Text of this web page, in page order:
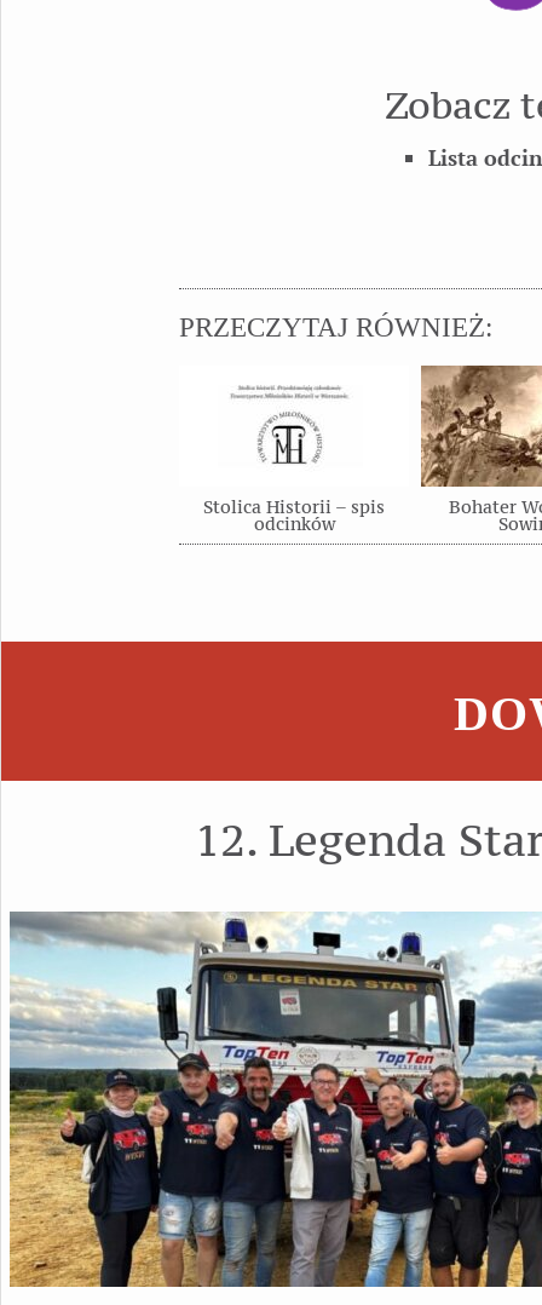
Zobacz
Lista
PRZECZYTAJ RÓWNIEŻ:
Stolica Historii – spis
odcinków
Bohater
12. Legenda